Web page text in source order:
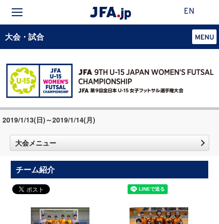
EN
大会・試合
2019/1/13(日)～2019/1/14(月)
大会メニュー
チーム紹介